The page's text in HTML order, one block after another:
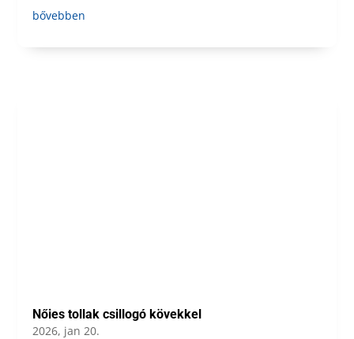
bővebben
Nőies tollak csillogó kövekkel
2026, jan 20.